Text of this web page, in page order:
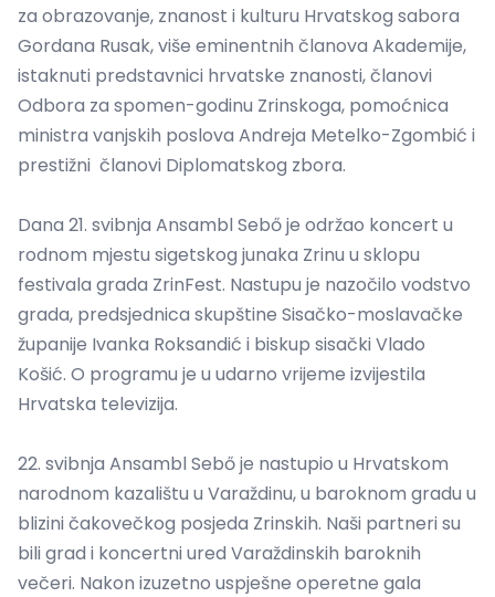
za obrazovanje, znanost i kulturu Hrvatskog sabora
Gordana Rusak, više eminentnih članova Akademije,
istaknuti predstavnici hrvatske znanosti, članovi
Odbora za spomen-godinu Zrinskoga, pomoćnica
ministra vanjskih poslova Andreja Metelko-Zgombić i
prestižni članovi Diplomatskog zbora.
Dana 21. svibnja Ansambl Sebő je održao koncert u
rodnom mjestu sigetskog junaka Zrinu u sklopu
festivala grada ZrinFest. Nastupu je nazočilo vodstvo
grada, predsjednica skupštine Sisačko-moslavačke
županije Ivanka Roksandić i biskup sisački Vlado
Košić. O programu je u udarno vrijeme izvijestila
Hrvatska televizija.
22. svibnja Ansambl Sebő je nastupio u Hrvatskom
narodnom kazalištu u Varaždinu, u baroknom gradu u
blizini čakovečkog posjeda Zrinskih. Naši partneri su
bili grad i koncertni ured Varaždinskih baroknih
večeri. Nakon izuzetno uspješne operetne gala